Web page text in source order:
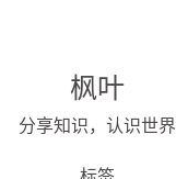
枫叶
分享知识，认识世界